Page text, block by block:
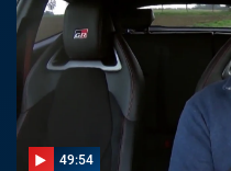
49:54